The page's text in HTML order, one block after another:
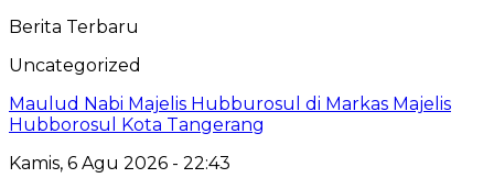
Berita Terbaru
Uncategorized
Maulud Nabi Majelis Hubburosul di Markas Majelis
Hubborosul Kota Tangerang
Kamis, 6 Agu 2026 - 22:43